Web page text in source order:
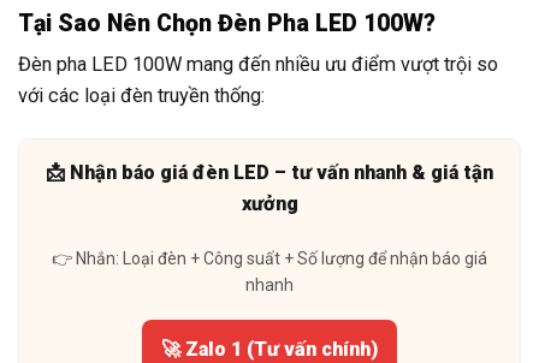
Tại Sao Nên Chọn Đèn Pha LED 100W?
Đèn pha LED 100W mang đến nhiều ưu điểm vượt trội so
với các loại đèn truyền thống:
📩 Nhận báo giá đèn LED – tư vấn nhanh & giá tận
xưởng
👉 Nhắn: Loại đèn + Công suất + Số lượng để nhận báo giá
nhanh
🚀 Zalo 1 (Tư vấn chính)